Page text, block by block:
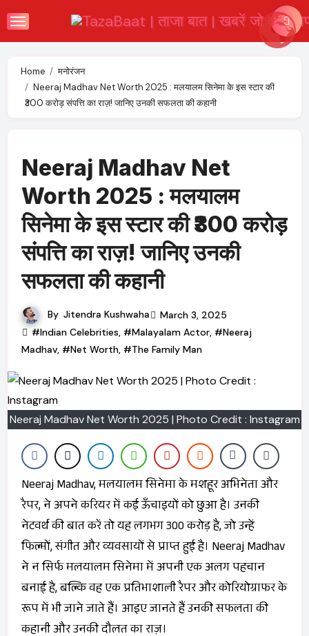
to
Home
मनोरंजन
Neeraj Madhav Net Worth 2025 : मलयालम सिनेमा के इस स्टार की
₹300 करोड़ संपत्ति का राज़! जानिए उनकी सफलता की कहानी
Neeraj Madhav Net
Worth 2025 : मलयालम
सिनेमा के इस स्टार की ₹300 करोड़
संपत्ति का राज़! जानिए उनकी
सफलता की कहानी
By Jitendra Kushwaha
March 3, 2025
#Indian Celebrities, #Malayalam Actor, #Neeraj
Madhav, #Net Worth, #The Family Man
Neeraj Madhav Net Worth 2025 | Photo Credit : Instagram
Neeraj Madhav, मलयालम सिनेमा के मशहूर अभिनेता और
रैपर, ने अपने करियर में कई ऊँचाइयों को छुआ है। उनकी
नेटवर्थ की बात करें तो यह लगभग ₹300 करोड़ है, जो उन्हें
फिल्मों, संगीत और व्यवसायों से प्राप्त हुई है। Neeraj Madhav
ने न सिर्फ मलयालम सिनेमा में अपनी एक अलग पहचान
बनाई है, बल्कि वह एक प्रतिभाशाली रैपर और कोरियोग्राफर के
रूप में भी जाने जाते हैं। आइए जानते हैं उनकी सफलता की
कहानी और उनकी दौलत का राज़।